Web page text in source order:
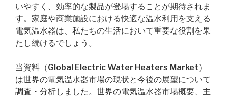
いやすく、効率的な製品が登場することが期待されま
す。家庭や商業施設における快適な温水利用を支える
電気温水器は、私たちの生活において重要な役割を果
たし続けるでしょう。
当資料（Global Electric Water Heaters Market）
は世界の電気温水器市場の現状と今後の展望について
調査・分析しました。世界の電気温水器市場概要、主